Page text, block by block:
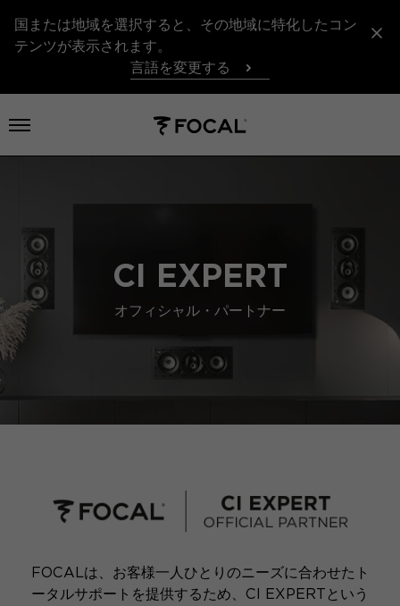
国または地域を選択すると、その地域に特化したコン
テンツが表示されます。
言語を変更する
メニューを開く
CI EXPERT
オフィシャル・パートナー
FOCALは、お客様一人ひとりのニーズに合わせたト
ータルサポートを提供するため、CI EXPERTという